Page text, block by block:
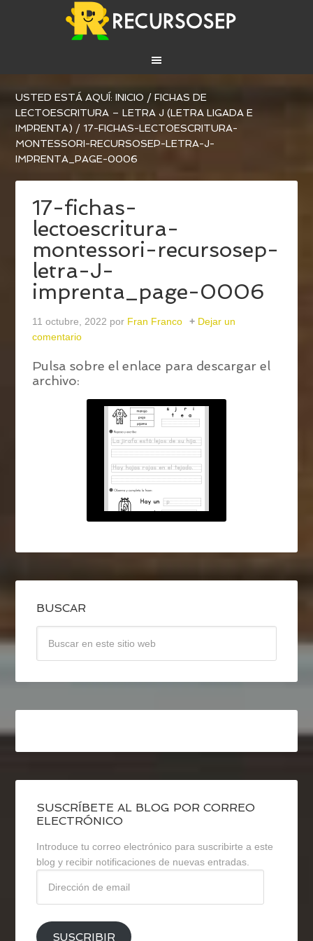
USTED ESTÁ AQUÍ:INICIO / FICHAS DE
LECTOESCRITURA – LETRA J (LETRA LIGADA E
IMPRENTA) / 17-FICHAS-LECTOESCRITURA-
MONTESSORI-RECURSOSEP-LETRA-J-
IMPRENTA_PAGE-0006
17-fichas-
lectoescritura-
montessori-recursosep-
letra-J-
imprenta_page-0006
11 octubre, 2022 por Fran Franco
Dejar un
comentario
Pulsa sobre el enlace para descargar el
archivo:
BUSCAR
SUSCRÍBETE AL BLOG POR CORREO
ELECTRÓNICO
Introduce tu correo electrónico para suscribirte a este
blog y recibir notificaciones de nuevas entradas.
email
SUSCRIBIR